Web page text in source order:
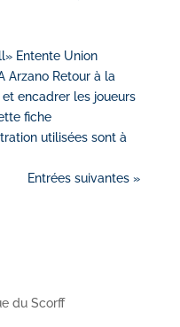
Entente Union
Arzano Retour à la
et encadrer les joueurs
fiche
utilisées sont à
Entrées suivantes »
du Scorff